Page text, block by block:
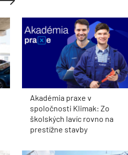
Akadémia praxe v
spoločnosti Klimak: Zo
školských lavíc rovno na
prestížne stavby